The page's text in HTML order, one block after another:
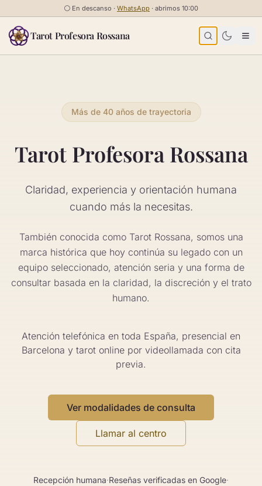
Saltar al contenido
⚪ En descanso · WhatsApp · abrimos 10:00
Tarot Profesora Rossana
Más de 40 años de trayectoria
Tarot Profesora Rossana
Claridad, experiencia y orientación humana
cuando más la necesitas.
También conocida como Tarot Rossana, somos una
marca histórica que hoy continúa su legado con un
equipo seleccionado, atención seria y una forma de
consultar basada en la claridad, la discreción y el trato
humano.
Atención telefónica en toda España, presencial en
Barcelona y tarot online por videollamada con cita
previa.
Ver modalidades de consulta
Llamar al centro
Recepción humana·Reseñas verificadas en Google·